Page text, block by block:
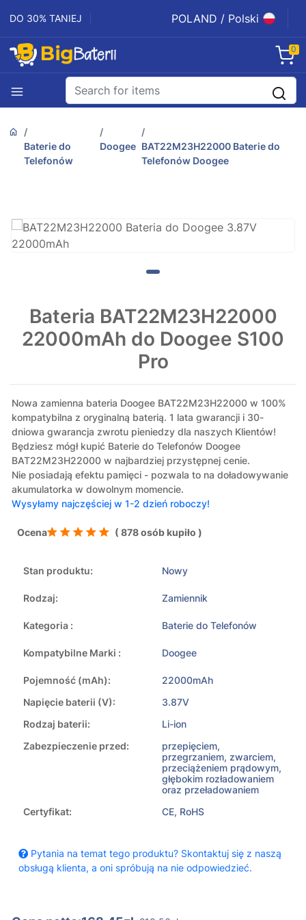
DO 30% TANIEJ POLAND / Polski
0
Baterie do
Telefonów
Doogee BAT22M23H22000 Baterie do
Telefonów Doogee
Bateria BAT22M23H22000
22000mAh do Doogee S100
Pro
Nowa zamienna bateria Doogee BAT22M23H22000 w 100%
kompatybilna z oryginalną baterią. 1 lata gwarancji i 30-
dniowa gwarancja zwrotu pieniedzy dla naszych Klientów!
Będziesz mógł kupić Baterie do Telefonów Doogee
BAT22M23H22000 w najbardziej przystępnej cenie.
Nie posiadają efektu pamięci - pozwala to na doładowywanie
akumulatorka w dowolnym momencie.
Wysyłamy najczęściej w 1-2 dzień roboczy!
Ocena ( 878 osób kupiło )
Stan produktu: Nowy
Rodzaj: Zamiennik
Kategoria : Baterie do Telefonów
Kompatybilne Marki : Doogee
Pojemność (mAh):
22000mAh
Napięcie baterii (V):
3.87V
Rodzaj baterii:
Li-ion
Zabezpieczenie przed:
przepięciem,
przegrzaniem, zwarciem,
przeciążeniem prądowym,
głębokim rozładowaniem
oraz przeładowaniem
Certyfikat:
CE, RoHS
Pytania na temat tego produktu? Skontaktuj się z naszą
obsługą klienta, a oni spróbują na nie odpowiedzieć.